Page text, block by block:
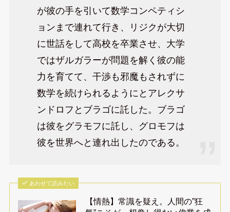
が彼の手を引いて数学コンペティシ
ョンまで連れて行き、リジクが大切
に世話をして高校を卒業させ、大学
ではザルガラーが問題を解く彼の能
力を育てて、干渉も邪魔もされずに
数学を続けられるようにとアレクサ
ンドロフとブラゴに託した。ブラゴ
は彼をグラモフに託し、グロモフは
彼を世界へと連れ出したのである。
あわせて読みたい
【情熱】常識を疑え。人間の”狂